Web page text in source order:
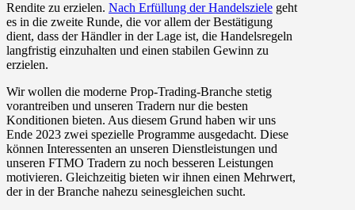
Rendite zu erzielen. Nach Erfüllung der Handelsziele geht
es in die zweite Runde, die vor allem der Bestätigung
dient, dass der Händler in der Lage ist, die Handelsregeln
langfristig einzuhalten und einen stabilen Gewinn zu
erzielen.
Wir wollen die moderne Prop-Trading-Branche stetig
vorantreiben und unseren Tradern nur die besten
Konditionen bieten. Aus diesem Grund haben wir uns
Ende 2023 zwei spezielle Programme ausgedacht. Diese
können Interessenten an unseren Dienstleistungen und
unseren FTMO Tradern zu noch besseren Leistungen
motivieren. Gleichzeitig bieten wir ihnen einen Mehrwert,
der in der Branche nahezu seinesgleichen sucht.